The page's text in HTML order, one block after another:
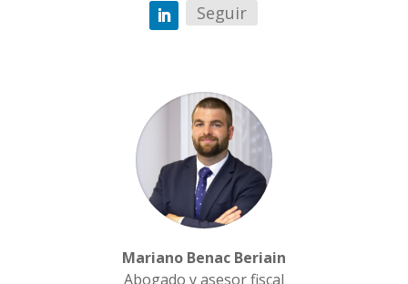
Seguir
Mariano Benac Beriain
Abogado y asesor fiscal